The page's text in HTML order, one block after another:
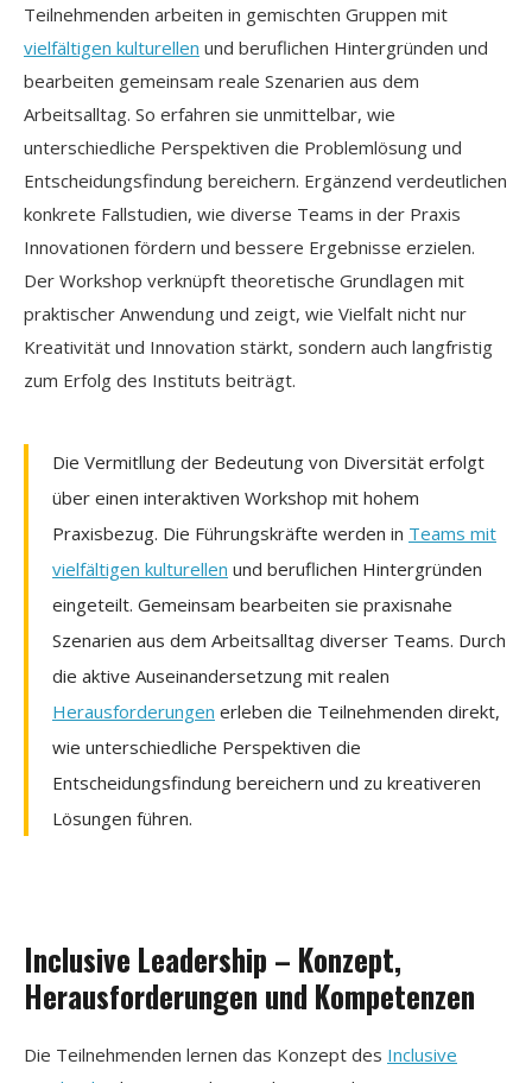
Teilnehmenden arbeiten in gemischten Gruppen mit
vielfältigen kulturellen und beruflichen Hintergründen und
bearbeiten gemeinsam reale Szenarien aus dem
Arbeitsalltag. So erfahren sie unmittelbar, wie
unterschiedliche Perspektiven die Problemlösung und
Entscheidungsfindung bereichern. Ergänzend verdeutlichen
konkrete Fallstudien, wie diverse Teams in der Praxis
Innovationen fördern und bessere Ergebnisse erzielen.
Der Workshop verknüpft theoretische Grundlagen mit
praktischer Anwendung und zeigt, wie Vielfalt nicht nur
Kreativität und Innovation stärkt, sondern auch langfristig
zum Erfolg des Instituts beiträgt.
Die Vermitllung der Bedeutung von Diversität erfolgt
über einen interaktiven Workshop mit hohem
Praxisbezug. Die Führungskräfte werden in Teams mit
vielfältigen kulturellen und beruflichen Hintergründen
eingeteilt. Gemeinsam bearbeiten sie praxisnahe
Szenarien aus dem Arbeitsalltag diverser Teams. Durch
die aktive Auseinandersetzung mit realen
Herausforderungen erleben die Teilnehmenden direkt,
wie unterschiedliche Perspektiven die
Entscheidungsfindung bereichern und zu kreativeren
Lösungen führen.
Inclusive Leadership – Konzept,
Herausforderungen und Kompetenzen
Die Teilnehmenden lernen das Konzept des Inclusive